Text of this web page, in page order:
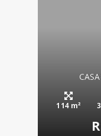
114 m²